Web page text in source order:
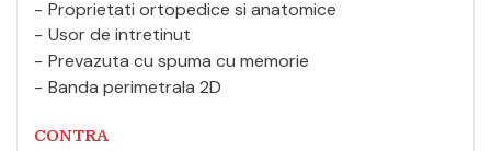
Proprietati ortopedice si anatomice
Usor de intretinut
Prevazuta cu spuma cu memorie
Banda perimetrala 2D
CONTRA